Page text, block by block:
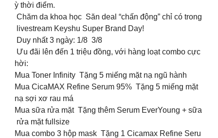
ỳ thời điểm.
Chăm da khoa học Săn deal “chấn động” chỉ có trong
livestream Keyshu Super Brand Day!
Duy nhất 3 ngày: 1/8 3/8
Ưu đãi lên đến 1 triệu đồng, với hàng loạt combo cực
hời:
Mua Toner Infinity Tặng 5 miếng mặt nạ ngũ hành
Mua CicaMAX Refine Serum 95% Tặng 5 miếng mặt
nạ sợi xơ rau má
Mua sữa rửa mặt Tặng thêm Serum EverYoung + sữa
rửa mặt fullsize
Mua combo 3 hộp mask Tặng 1 Cicamax Refine Seru